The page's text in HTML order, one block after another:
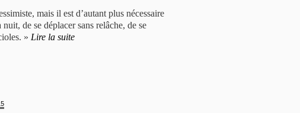
mais il est d’autant plus nécessaire
de se déplacer sans relâche, de se
» Lire la suite